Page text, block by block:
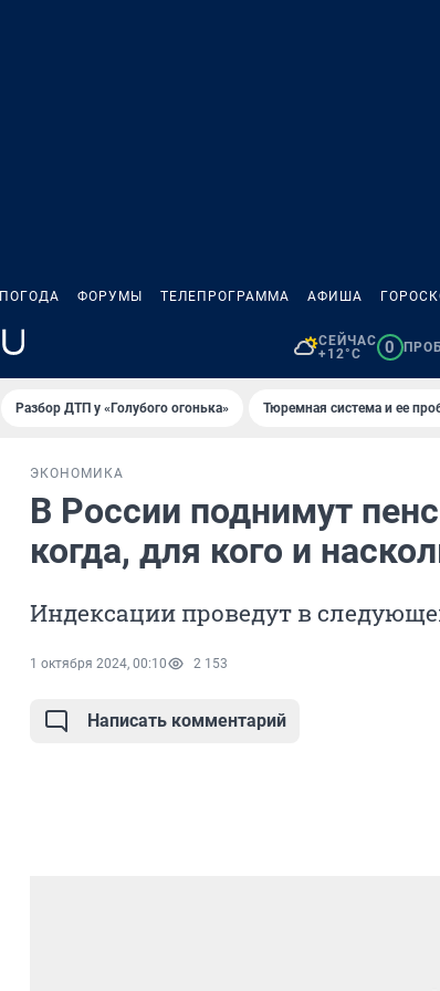
ПОГОДА ФОРУМЫ ТЕЛЕПРОГРАММА АФИША
СЕЙЧАС
+12°C
0
Разбор ДТП у «Голубого огонька» Тюремная система и ее
ЭКОНОМИКА
В России поднимут
когда, для кого и
Индексации проведут в
1 октября 2024, 00:10 2 153
Написать комментарий